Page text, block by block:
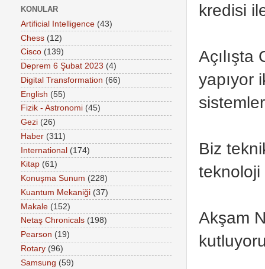
kredisi
yapıyor
Biz
teknoloji
Akşam
KONULAR
Artificial Intelligence (43)
Chess (12)
Cisco (139)
Deprem 6 Şubat 2023 (4)
Digital Transformation (66)
English (55)
Fizik - Astronomi (45)
Gezi (26)
Haber (311)
International (174)
Kitap (61)
Konuşma Sunum (228)
Kuantum Mekaniği (37)
Makale (152)
Netaş Chronicals (198)
Pearson (19)
Rotary (96)
Samsung (59)